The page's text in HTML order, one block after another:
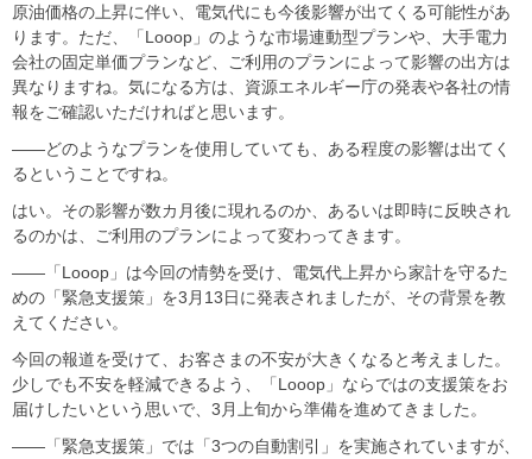
原油価格の上昇に伴い、電気代にも今後影響が出てくる可能性があ
ります。ただ、「Looop」のような市場連動型プランや、大手電力
会社の固定単価プランなど、ご利用のプランによって影響の出方は
異なりますね。気になる方は、資源エネルギー庁の発表や各社の情
報をご確認いただければと思います。
――どのようなプランを使用していても、ある程度の影響は出てく
るということですね。
はい。その影響が数カ月後に現れるのか、あるいは即時に反映され
るのかは、ご利用のプランによって変わってきます。
――「Looop」は今回の情勢を受け、電気代上昇から家計を守るた
めの「緊急支援策」を3月13日に発表されましたが、その背景を教
えてください。
今回の報道を受けて、お客さまの不安が大きくなると考えました。
少しでも不安を軽減できるよう、「Looop」ならではの支援策をお
届けしたいという思いで、3月上旬から準備を進めてきました。
――「緊急支援策」では「3つの自動割引」を実施されていますが、